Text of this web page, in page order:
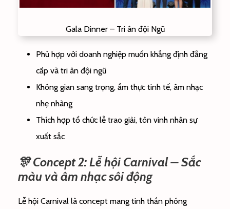
Gala Dinner – Tri ân đội Ngũ
Phù hợp với doanh nghiệp muốn khẳng định đẳng
cấp và tri ân đội ngũ
Không gian sang trọng, ẩm thực tinh tế, âm nhạc
nhẹ nhàng
Thích hợp tổ chức lễ trao giải, tôn vinh nhân sự
xuất sắc
🎊 Concept 2: Lễ hội Carnival – Sắc
màu và âm nhạc sôi động
Lễ hội Carnival là concept mang tinh thần phóng